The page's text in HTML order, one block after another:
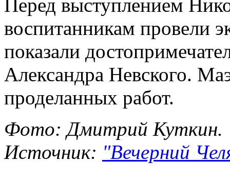
Перед выступлением
воспитанникам провели
показали
Александра Невского.
проделанных работ.
Фото: Дмитрий Куткин.
Источник: "Вечерний